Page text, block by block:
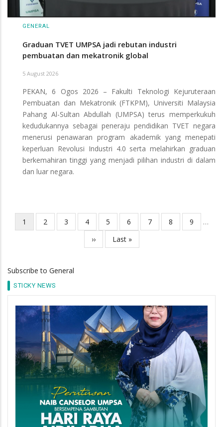
GENERAL
Graduan TVET UMPSA jadi rebutan industri
pembuatan dan mekatronik global
5 August 2026
PEKAN, 6 Ogos 2026 – Fakulti Teknologi Kejuruteraan
Pembuatan dan Mekatronik (FTKPM), Universiti Malaysia
Pahang Al-Sultan Abdullah (UMPSA) terus memperkukuh
kedudukannya sebagai peneraju pendidikan TVET negara
menerusi penawaran program akademik yang menepati
keperluan Revolusi Industri 4.0 serta melahirkan graduan
berkemahiran tinggi yang menjadi pilihan industri di dalam
dan luar negara.
Pagination
Current
page
1 Page
2 Page
3 Page
4 Page
5 Page
6 Page
7 Page
8 Page
9
…
Next
page
››
Last
page
Last »
Subscribe to General
STICKY NEWS